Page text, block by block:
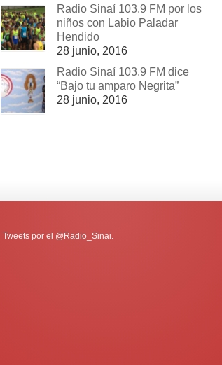
Radio Sinaí 103.9 FM por los
niños con Labio Paladar
Hendido
28 junio, 2016
Radio Sinaí 103.9 FM dice
“Bajo tu amparo Negrita”
28 junio, 2016
Tweets por el @Radio_Sinai.